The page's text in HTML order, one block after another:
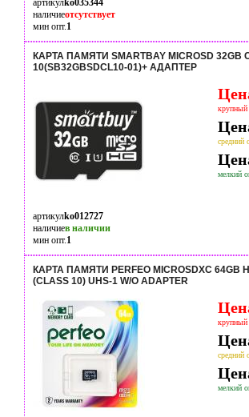
артикулko035344
наличиеотсутствует
мин опт.1
КАРТА ПАМЯТИ SMARTBAY MICROSD 32GB
10(SB32GBSDCL10-01)+ АДАПТЕР
крупный
средний
мелкий
артикулko012727
наличиев наличии
мин опт.1
КАРТА ПАМЯТИ PERFEO MICROSDXC 64GB
(CLASS 10) UHS-1 W/O ADAPTER
крупный
средний
мелкий